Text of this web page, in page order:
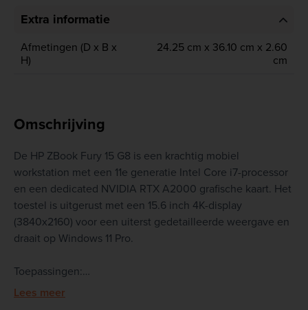
Extra informatie
Afmetingen (D x B x
H)
24.25 cm x 36.10 cm x 2.60
cm
Omschrijving
De HP ZBook Fury 15 G8 is een krachtig mobiel
workstation met een 11e generatie Intel Core i7-processor
en een dedicated NVIDIA RTX A2000 grafische kaart. Het
toestel is uitgerust met een 15.6 inch 4K-display
(3840x2160) voor een uiterst gedetailleerde weergave en
draait op Windows 11 Pro.
Toepassingen:
- Grafische en technische professionals: Dankzij de
Lees meer